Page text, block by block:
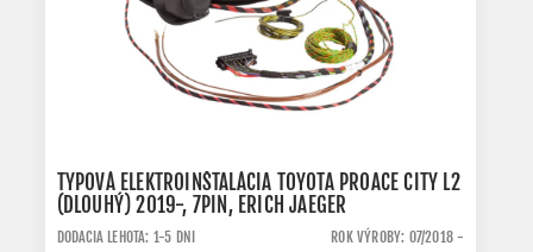
TYPOVÁ ELEKTROINŠTALÁCIA TOYOTA PROACE CITY L2
(DLOUHÝ) 2019-, 7PIN, ERICH JAEGER
DODACIA LEHOTA: 1-5 DNI
ROK VÝROBY: 07/2018 -